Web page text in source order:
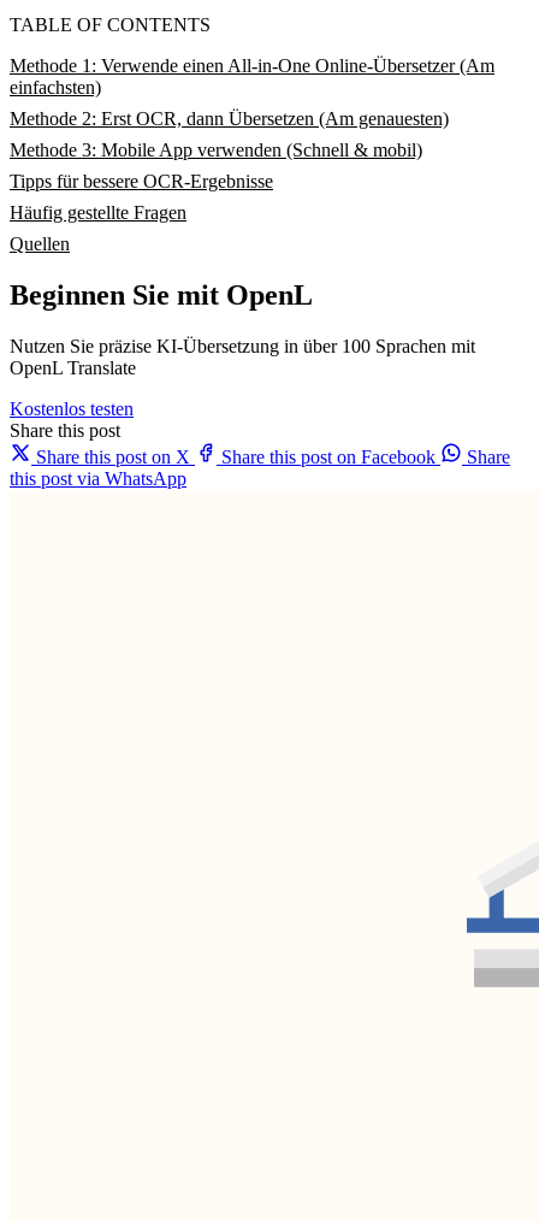
TABLE OF CONTENTS
Methode 1: Verwende einen All-in-One Online-Übersetzer (Am
einfachsten)
Methode 2: Erst OCR, dann Übersetzen (Am genauesten)
Methode 3: Mobile App verwenden (Schnell & mobil)
Tipps für bessere OCR-Ergebnisse
Häufig gestellte Fragen
Quellen
Beginnen Sie mit OpenL
Nutzen Sie präzise KI-Übersetzung in über 100 Sprachen mit
OpenL Translate
Kostenlos testen
Share this post
Share this post on X
Share this post on Facebook
Share
this post via WhatsApp